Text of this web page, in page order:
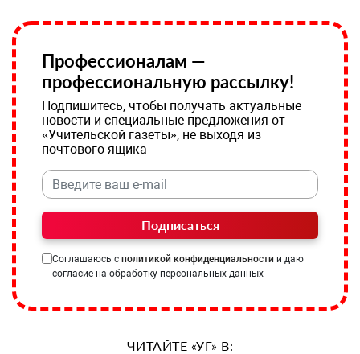
Профессионалам —
профессиональную рассылку!
Подпишитесь, чтобы получать актуальные
новости и специальные предложения от
«Учительской газеты», не выходя из
почтового ящика
Подписаться
Соглашаюсь с политикой конфиденциальности и даю
согласие на обработку персональных данных
ЧИТАЙТЕ «УГ» В: